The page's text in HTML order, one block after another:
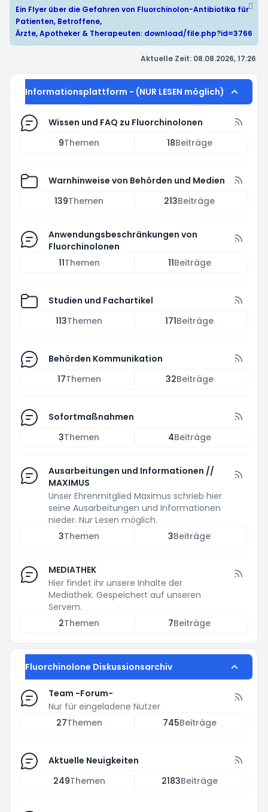
Ein Flyer über die Gefahren von Fluorchinolon-Antibiotika für
Patienten, Betroffene,
Ärzte, Apotheker & Therapeuten: download/file.php?id=3766
Aktuelle Zeit: 08.08.2026, 17:26
Informationsplattform - (NUR LESEN möglich)
Wissen und FAQ zu Fluorchinolonen
9Themen 18Beiträge
Warnhinweise von Behörden und Medien
139Themen 213Beiträge
Anwendungsbeschränkungen von
Fluorchinolonen
11Themen 11Beiträge
Studien und Fachartikel
113Themen 171Beiträge
Behörden Kommunikation
17Themen 32Beiträge
Sofortmaßnahmen
3Themen 4Beiträge
Ausarbeitungen und Informationen //
MAXIMUS
Unser Ehrenmitglied Maximus schrieb hier
seine Ausarbeitungen und Informationen
nieder. Nur Lesen möglich.
3Themen 3Beiträge
MEDIATHEK
Hier findet ihr unsere Inhalte der
Mediathek. Gespeichert auf unseren
Servern.
2Themen 7Beiträge
Fluorchinolone Diskussionsarchiv
Team -Forum-
Nur für eingeladene Nutzer
27Themen 745Beiträge
Aktuelle Neuigkeiten
249Themen 2183Beiträge